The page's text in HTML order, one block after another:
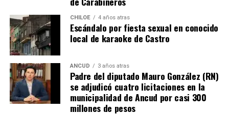
sociales, el pedido de donar ese excedente al Dante Jara
resuena desde todo Chiloé, cuna del apoyo recibido por
parte de Camila Gómez, hasta nuestro lejano norte. Es
que, a diferencia del conocido dicho, en este caso, todos
los caminos conducen a… La Moneda y, mientras se
espera ese gesto por parte de la madre del pequeño
Tomás, los pasos siguen quemando los pies de Fernando
en pos de que cada kilómetro recorrido, signifique más
que una llegada a Santiago, un arribo a la cura de su hijo
CHILOE 4 años atras
Escándalo por fiesta sexual en conocido
local de karaoke de Castro
ANCUD 3 años atras
Padre del diputado Mauro González (RN)
se adjudicó cuatro licitaciones en la
municipalidad de Ancud por casi 300
millones de pesos